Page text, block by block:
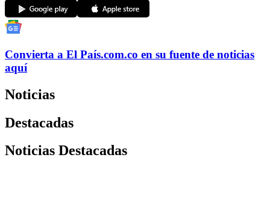
Convierta a El País.com.co en su fuente de noticias
aquí
Noticias
Destacadas
Noticias Destacadas